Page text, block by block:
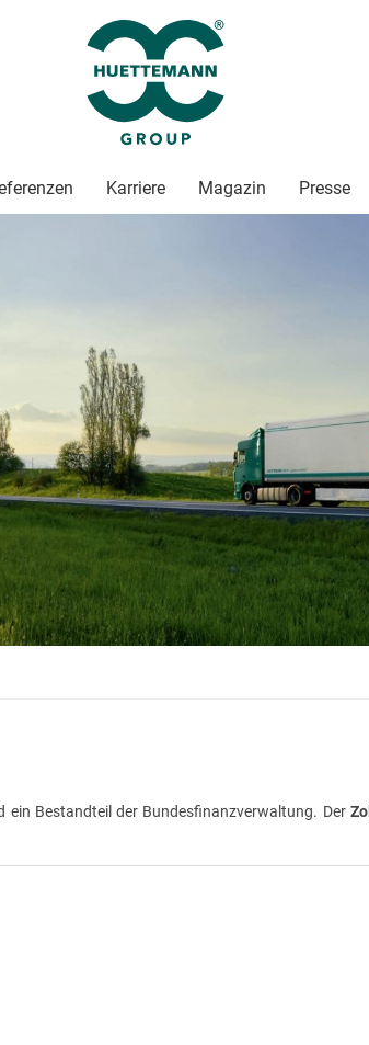
ein Bestandteil der Bundesfinanzverwaltung. Der Zoll
Karriere Magazin Presse